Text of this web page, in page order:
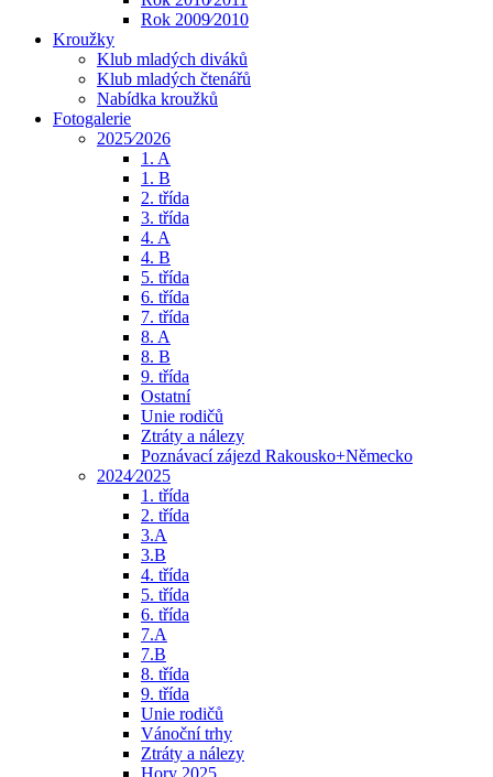
Rok 2009⁄2010
Kroužky
Klub mladých diváků
Klub mladých čtenářů
Nabídka kroužků
Fotogalerie
2025⁄2026
1. A
1. B
2. třída
3. třída
4. A
4. B
5. třída
6. třída
7. třída
8. A
8. B
9. třída
Ostatní
Unie rodičů
Ztráty a nálezy
Poznávací zájezd Rakousko+Německo
2024⁄2025
1. třída
2. třída
3.A
3.B
4. třída
5. třída
6. třída
7.A
7.B
8. třída
9. třída
Unie rodičů
Vánoční trhy
Ztráty a nálezy
Hory 2025